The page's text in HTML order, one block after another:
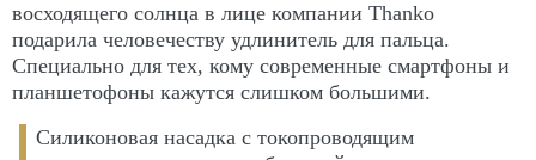
восходящего солнца в лице компании Thanko
подарила человечеству удлинитель для пальца.
Специально для тех, кому современные смартфоны и
планшетофоны кажутся слишком большими.
Силиконовая насадка с токопроводящим